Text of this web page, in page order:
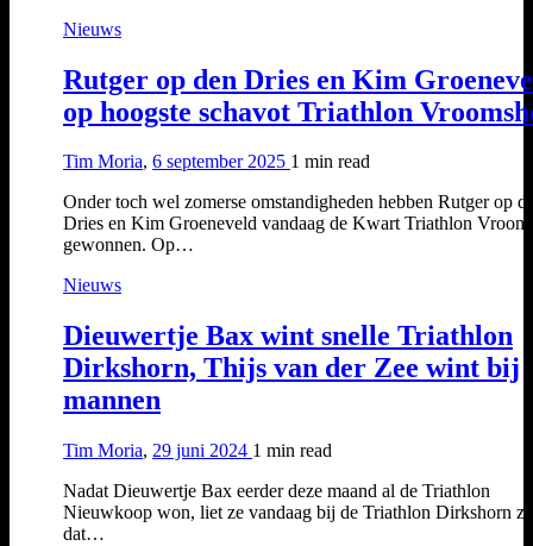
Nieuws
Rutger op den Dries en Kim
op hoogste schavot Triathlon
Tim Moria, 6 september 2025 1 min read
Onder toch wel zomerse omstandigheden hebben Rutger op
Dries en Kim Groeneveld vandaag de Kwart Triathlon
gewonnen. Op…
Nieuws
Dieuwertje Bax wint snelle Triathlon
Dirkshorn, Thijs van der Zee wint bij
mannen
Tim Moria, 29 juni 2024 1 min read
Nadat Dieuwertje Bax eerder deze maand al de Triathlon
Nieuwkoop won, liet ze vandaag bij de Triathlon Dirkshorn
dat…